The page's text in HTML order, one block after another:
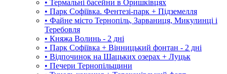
• Термальні басейни в Оришківцях
• Парк Софіївка. Фентезі-парк + Підземелля
• Файне місто Тернопіль, Зарваниця, Микулинці і
Теребовля
• Княжа Волинь - 2 дні
• Парк Софіївка + Вінницький фонтан - 2 дні
• Відпочинок на Шацьких озерах + Луцьк
• Печери Тернопільщини